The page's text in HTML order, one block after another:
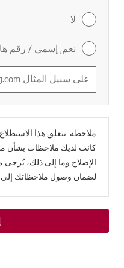
لا
نعم, إسمي / رقم
ملاحظة: يتعلق هذا
كانت لديك ملاحظات بشأن
الإصلاح وما إلى ذلك، يُرجى
لضمان وصول ملاحظاتك إلى